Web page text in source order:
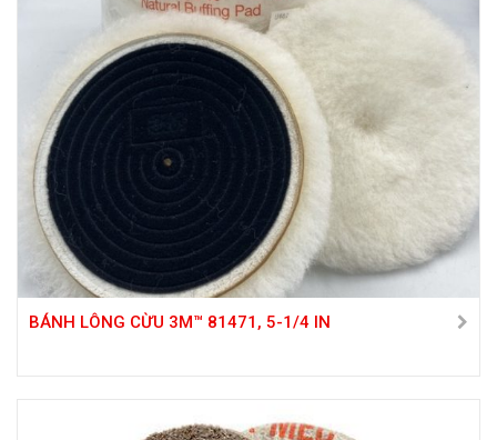
BÁNH LÔNG CỪU 3M™ 81471, 5-1/4 IN